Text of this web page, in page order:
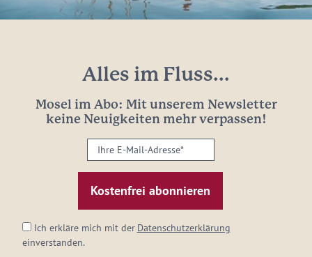
Alles im Fluss...
Mosel im Abo: Mit unserem Newsletter
keine Neuigkeiten mehr verpassen!
Ihre
E-
Mail-
Adresse:
Ich erkläre mich mit der Datenschutzerklärung
einverstanden.